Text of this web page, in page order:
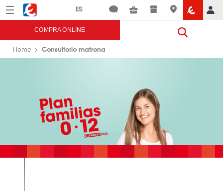
Menú Eroski
COMPRA ONLINE
Home Consultorio matrona